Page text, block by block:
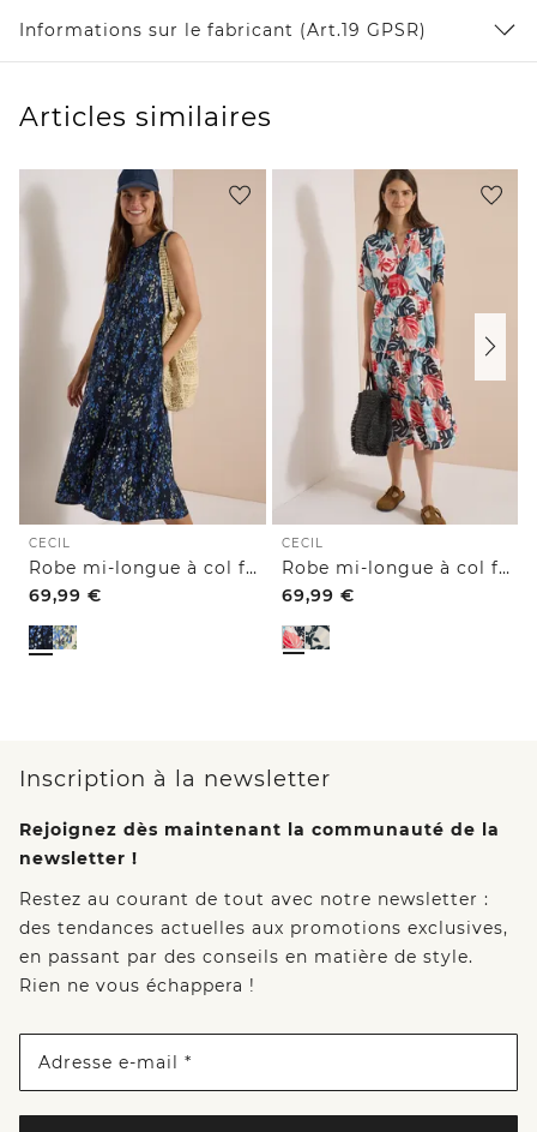
Informations sur le fabricant (Art.19 GPSR)
Articles similaires
CECIL
Robe mi-longue à col fendu et imprimé
69,99 €
CECIL
Robe mi-longue à col fendu et imprimé
69,99 €
Inscription à la newsletter
Rejoignez dès maintenant la communauté de la
newsletter !
Restez au courant de tout avec notre newsletter :
des tendances actuelles aux promotions exclusives,
en passant par des conseils en matière de style.
Rien ne vous échappera !
Adresse e-mail *